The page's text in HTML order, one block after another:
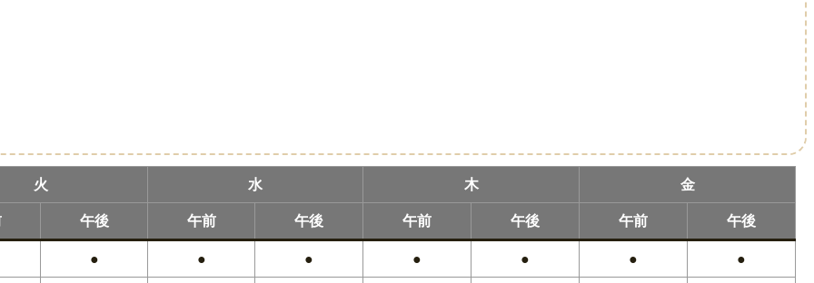
火 水 木
金
午後 午前 午後 午前 午後 午前
午後
●
● ● ● ● ●
●